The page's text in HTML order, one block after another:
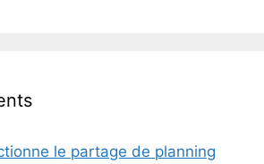
le partage de planning